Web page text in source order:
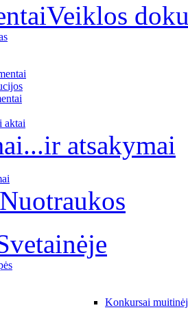
Veiklos
aktai
...ir atsakymai
Nuotraukos
Konkursai